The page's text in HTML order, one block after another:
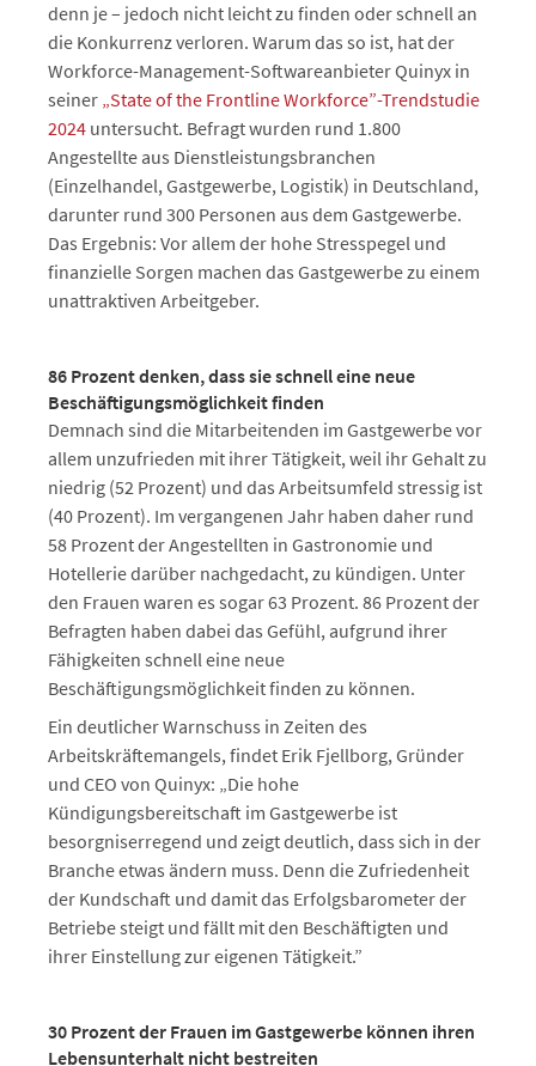
denn je – jedoch nicht leicht zu finden oder schnell an
die Konkurrenz verloren. Warum das so ist, hat der
Workforce-Management-Softwareanbieter Quinyx in
seiner „State of the Frontline Workforce”-Trendstudie
2024 untersucht. Befragt wurden rund 1.800
Angestellte aus Dienstleistungsbranchen
(Einzelhandel, Gastgewerbe, Logistik) in Deutschland,
darunter rund 300 Personen aus dem Gastgewerbe.
Das Ergebnis: Vor allem der hohe Stresspegel und
finanzielle Sorgen machen das Gastgewerbe zu einem
unattraktiven Arbeitgeber.
86 Prozent denken, dass sie schnell eine neue
Beschäftigungsmöglichkeit finden
Demnach sind die Mitarbeitenden im Gastgewerbe vor
allem unzufrieden mit ihrer Tätigkeit, weil ihr Gehalt zu
niedrig (52 Prozent) und das Arbeitsumfeld stressig ist
(40 Prozent). Im vergangenen Jahr haben daher rund
58 Prozent der Angestellten in Gastronomie und
Hotellerie darüber nachgedacht, zu kündigen. Unter
den Frauen waren es sogar 63 Prozent. 86 Prozent der
Befragten haben dabei das Gefühl, aufgrund ihrer
Fähigkeiten schnell eine neue
Beschäftigungsmöglichkeit finden zu können.
Ein deutlicher Warnschuss in Zeiten des
Arbeitskräftemangels, findet Erik Fjellborg, Gründer
und CEO von Quinyx: „Die hohe
Kündigungsbereitschaft im Gastgewerbe ist
besorgniserregend und zeigt deutlich, dass sich in der
Branche etwas ändern muss. Denn die Zufriedenheit
der Kundschaft und damit das Erfolgsbarometer der
Betriebe steigt und fällt mit den Beschäftigten und
ihrer Einstellung zur eigenen Tätigkeit.”
30 Prozent der Frauen im Gastgewerbe können ihren
Lebensunterhalt nicht bestreiten